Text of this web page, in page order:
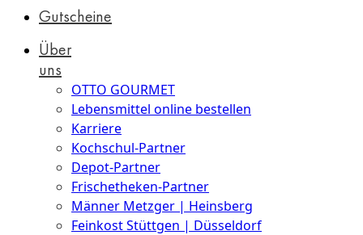
Gutscheine
Über
uns
OTTO GOURMET
Lebensmittel online bestellen
Karriere
Kochschul-Partner
Depot-Partner
Frischetheken-Partner
Männer Metzger | Heinsberg
Feinkost Stüttgen | Düsseldorf